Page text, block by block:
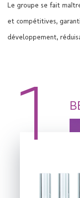
Le groupe se fait
et compétitives,
développement,
1